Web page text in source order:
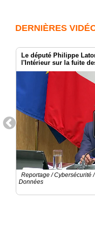
DERNIÈRES
Le député Philippe
l'Intérieur sur la fuite
Reportage / Cybersécurité
Données